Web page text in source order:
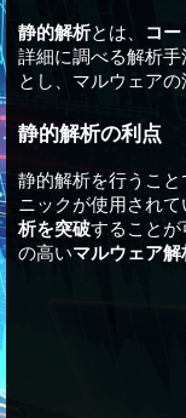
静的解析とは、 コ
詳細に調べる解析手
とし、マルウェア
静的解析の利点
静的解析を行うこと
ニックが使用されて
析を突破すること
の高いマルウェア解